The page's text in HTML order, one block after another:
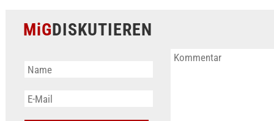
MiGDISKUTIEREN